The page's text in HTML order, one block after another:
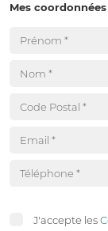
Mes coordonnées
J'accepte les